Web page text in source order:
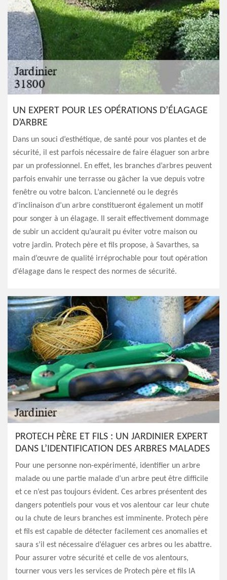
UN EXPERT POUR LES OPÉRATIONS D’ÉLAGAGE
D’ARBRE
Dans un souci d’esthétique, de santé pour vos plantes et de
sécurité, il est parfois nécessaire de faire élaguer son arbre
par un professionnel. En effet, les branches d’arbres peuvent
parfois envahir une terrasse ou gâcher la vue depuis votre
fenêtre ou votre balcon. L’ancienneté ou le degrés
d’inclinaison d’un arbre constitueront également un motif
pour songer à un élagage. Il serait effectivement dommage
de subir un accident qu’aurait pu éviter votre maison ou
votre jardin. Protech père et fils propose, à Savarthes, sa
main d’œuvre de qualité irréprochable pour tout opération
d’élagage dans le respect des normes de sécurité.
PROTECH PÈRE ET FILS : UN JARDINIER EXPERT
DANS L’IDENTIFICATION DES ARBRES MALADES
Pour une personne non-expérimenté, identifier un arbre
malade ou une partie malade d’un arbre peut être difficile
et ce n’est pas toujours évident. Ces arbres présentent des
dangers potentiels pour vous et vos alentour car leur chute
ou la chute de leurs branches est imminente. Protech père
et fils est capable de détecter facilement ces anomalies et
saura s’il est nécessaire d’élaguer ces arbres ou les abattre.
Pour assurer votre sécurité et celle de vos alentours,
tourner vous vers les services de Protech père et fils lA